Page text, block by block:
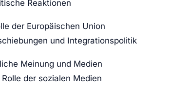
Reaktionen
der Europäischen Union
und Integrationspolitik
Meinung und Medien
Rolle der sozialen Medien